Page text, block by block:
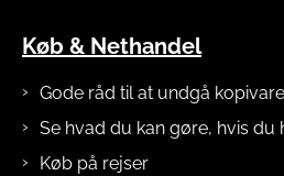
Køb & Nethandel
Gode råd til at undgå
Se hvad du kan gøre, hvis du
Køb på rejser